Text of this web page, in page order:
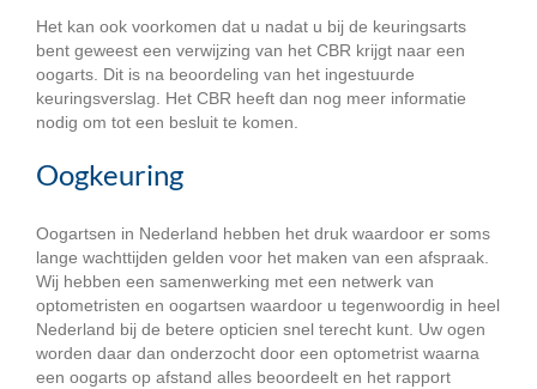
Het kan ook voorkomen dat u nadat u bij de keuringsarts
bent geweest een verwijzing van het CBR krijgt naar een
oogarts. Dit is na beoordeling van het ingestuurde
keuringsverslag. Het CBR heeft dan nog meer informatie
nodig om tot een besluit te komen.
Oogkeuring
Oogartsen in Nederland hebben het druk waardoor er soms
lange wachttijden gelden voor het maken van een afspraak.
Wij hebben een samenwerking met een netwerk van
optometristen en oogartsen waardoor u tegenwoordig in heel
Nederland bij de betere opticien snel terecht kunt. Uw ogen
worden daar dan onderzocht door een optometrist waarna
een oogarts op afstand alles beoordeelt en het rapport